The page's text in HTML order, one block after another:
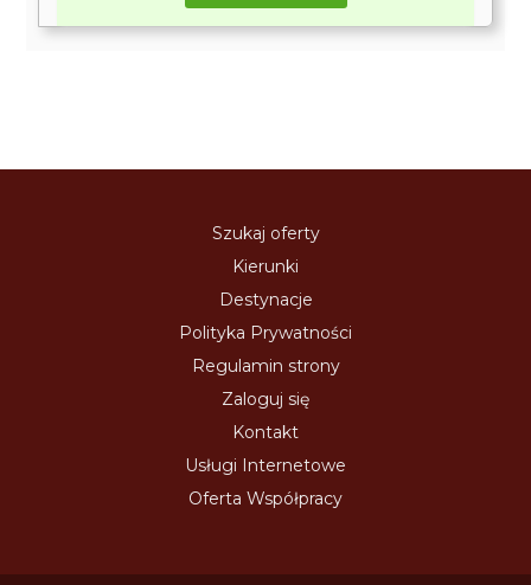
Szukaj oferty
Kierunki
Destynacje
Polityka Prywatności
Regulamin strony
Zaloguj się
Kontakt
Usługi Internetowe
Oferta Współpracy